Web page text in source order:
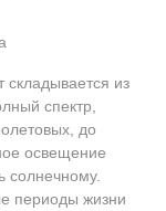
складывается из
спектр,
до
освещение
солнечному.
периоды жизни